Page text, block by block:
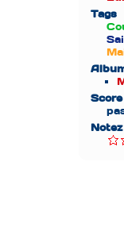
Tags
Score